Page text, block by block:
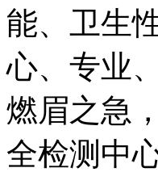
能、卫生
心、专业
燃眉之急
全检测中